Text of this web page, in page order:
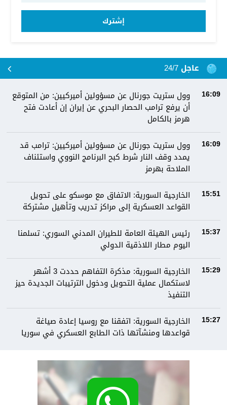
إشترك
عاجل 24/7
16:09
وول ستريت جورنال عن مسؤولين أميركيين: من المتوقع
أن يرفع ترامب الحصار البحري عن إيران إن أعادت فتح
هرمز بالكامل
16:09
وول ستريت جورنال عن مسؤولين أميركيين: ترامب قد
يمدد وقف النار شرط كبح البرنامج النووي واستئناف
الملاحة بهرمز
15:51
الخارجية السورية: الاتفاق مع موسكو على تحويل
القواعد العسكرية إلى مراكز تدريب وتأهيل مشتركة
15:37
رئيس الهيئة العامة للطيران المدني السوري: تسلمنا
اليوم مطار اللاذقية الدولي
15:29
الخارجية السورية: مذكرة التفاهم حددت 3 أشهر
لاستكمال عملية التحويل ودخول الترتيبات الجديدة حيز
التنفيذ
15:27
الخارجية السورية: اتفقنا مع روسيا إعادة صياغة
قواعدها ومنشآتها ذات الطابع العسكري في سوريا